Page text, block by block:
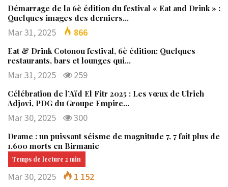
Démarrage de la 6è édition du festival « Eat and Drink » :
Quelques images des derniers…
Mar 31, 2025 866
Eat & Drink Cotonou festival, 6è édition: Quelques
restaurants, bars et lounges qui…
Mar 31, 2025 259
Célébration de l’Aïd El Fitr 2025 : Les vœux de Ulrich
Adjovi, PDG du Groupe Empire…
Mar 30, 2025 300
Drame : un puissant séisme de magnitude 7, 7 fait plus de
1.600 morts en Birmanie
Mar 30, 2025 1 152